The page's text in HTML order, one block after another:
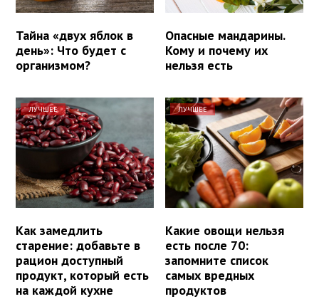
Тайна «двух яблок в
день»: Что будет с
организмом?
Опасные мандарины.
Кому и почему их
нельзя есть
ЛУЧШЕЕ
Как замедлить
старение: добавьте в
рацион доступный
продукт, который есть
на каждой кухне
ЛУЧШЕЕ
Какие овощи нельзя
есть после 70:
запомните список
самых вредных
продуктов